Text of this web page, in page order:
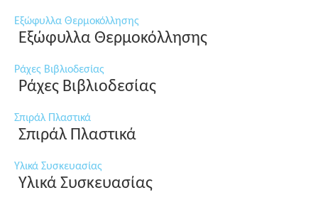
Εξώφυλλα Θερμοκόλλησης
Εξώφυλλα Θερμοκόλλησης
Ράχες Βιβλιοδεσίας
Ράχες Βιβλιοδεσίας
Σπιράλ Πλαστικά
Σπιράλ Πλαστικά
Υλικά Συσκευασίας
Υλικά Συσκευασίας